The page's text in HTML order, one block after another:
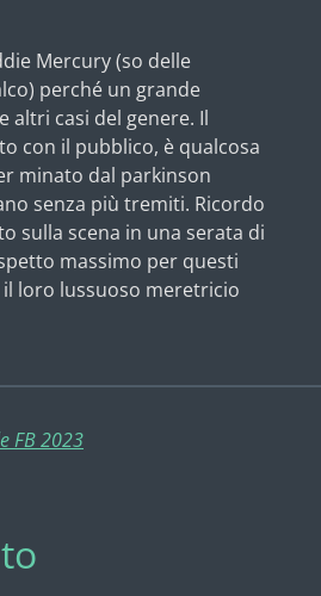
Mercury (so delle
perché un grande
altri casi del genere. Il
con il pubblico, è qualcosa
minato dal parkinson
senza più tremiti. Ricordo
sulla scena in una serata di
massimo per questi
loro lussuoso meretricio
FB 2023